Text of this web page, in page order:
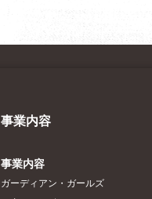
事業内容
事業内容
ガーディアン・ガールズ